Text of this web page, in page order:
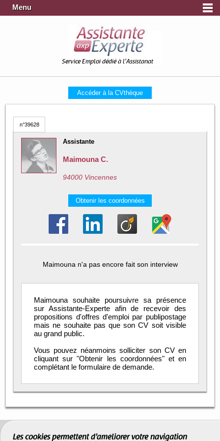
Menu
Service Emploi dédié à l'Assistanat
Accéder à la CVthèque
n°39628
Assistante
Maimouna C.
94000 Vincennes
Obtenir les coordonnées
Maimouna n'a pas encore fait son interview
Maimouna souhaite poursuivre sa présence
sur Assistante-Experte afin de recevoir des
propositions d'offres d'emploi par publipostage
mais ne souhaite pas que son CV soit visible
au grand public.
Vous pouvez néanmoins solliciter son CV en
cliquant sur "Obtenir les coordonnées" et en
complétant le formulaire de demande.
Les cookies permettent d'améliorer votre navigation